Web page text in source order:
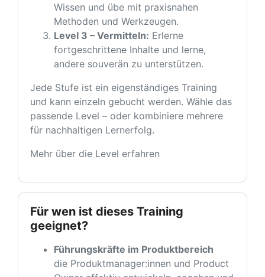
Wissen und übe mit praxisnahen
Methoden und Werkzeugen.
Level 3 – Vermitteln: Erlerne
fortgeschrittene Inhalte und lerne,
andere souverän zu unterstützen.
Jede Stufe ist ein eigenständiges Training
und kann einzeln gebucht werden. Wähle das
passende Level – oder kombiniere mehrere
für nachhaltigen Lernerfolg.
Mehr über die Level erfahren
Für wen ist dieses Training
geeignet?
Führungskräfte im Produktbereich
die Produktmanager:innen und Product